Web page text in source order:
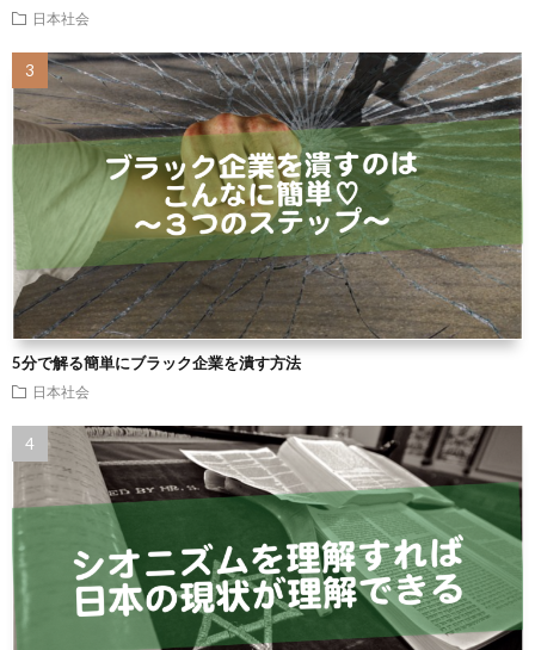
日本社会
5分で解る簡単にブラック企業を潰す方法
日本社会